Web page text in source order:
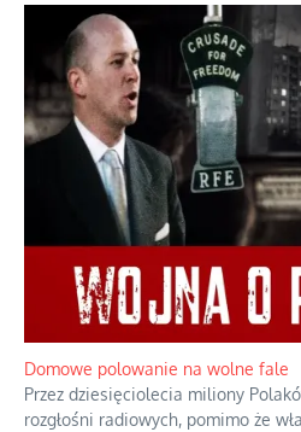
Domowe polowanie na wolne fale
Przez dziesięciolecia miliony
rozgłośni radiowych, pomimo że